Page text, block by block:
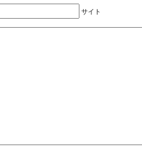
サイト